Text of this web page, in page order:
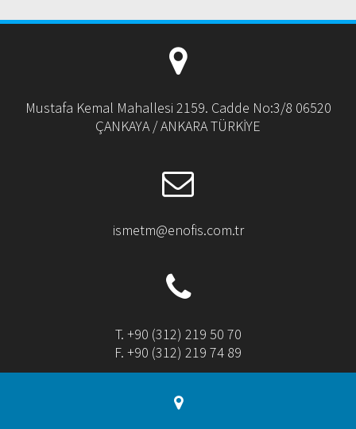
Mustafa Kemal Mahallesi 2159. Cadde No:3/8 06520
ÇANKAYA / ANKARA TÜRKİYE
ismetm@enofis.com.tr
T. +90 (312) 219 50 70
F. +90 (312) 219 74 89